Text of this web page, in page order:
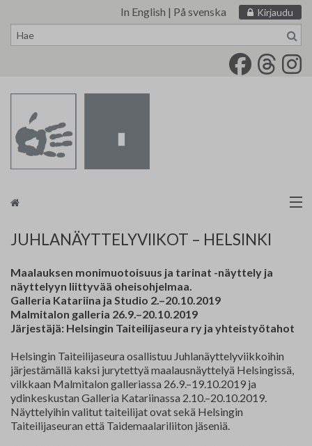
In English | På svenska Kirjaudu
sisältöön
Taidemaalariliitto
Tarvikevälitys
Yhteystiedot
Jäsenluettelo
Jäsensivu
JUHLANÄYTTELYVIIKOT – HELSINKI
Maalauksen monimuotoisuus ja tarinat -näyttely ja
näyttelyyn liittyvää oheisohjelmaa.
Galleria Katariina ja Studio 2.–20.10.2019
Malmitalon galleria 26.9.–20.10.2019
Järjestäjä: Helsingin Taiteilijaseura ry ja yhteistyötahot
Helsingin Taiteilijaseura osallistuu Juhlanäyttelyviikkoihin
järjestämällä kaksi jurytettyä maalausnäyttelyä Helsingissä,
vilkkaan Malmitalon galleriassa 26.9.–19.10.2019 ja
ydinkeskustan Galleria Katariinassa 2.10.–20.10.2019.
Näyttelyihin valitut taiteilijat ovat sekä Helsingin
Taiteilijaseuran että Taidemaalariliiton jäseniä.